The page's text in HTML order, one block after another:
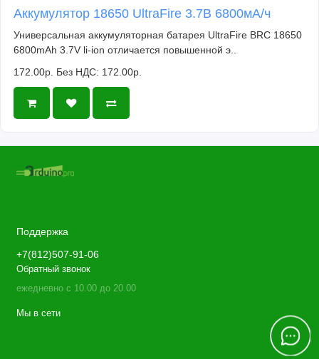
Аккумулятор 18650 UltraFire 3.7В 6800мА/ч
Универсальная аккумуляторная батарея UltraFire BRC 18650
6800mAh 3.7V li-ion отличается повышенной э..
172.00р. Без НДС: 172.00р.
Поддержка
+7(812)507-91-06
Обратный звонок
ежедневно с 10.00 до 20.00
Мы в сети